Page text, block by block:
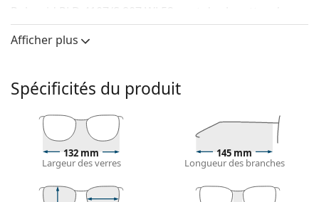
Polaroid PLD 4107/S 807 WJ 52
sont des lunettes de
soleil pour femmes.
Voyez à quoi vous ressemblez avec ces lunettes de
Lentiamo.
La couleur noire de la monture s'accorde
parfaitement avec tous les types de teint et des
cheveux blonds clairs, châtains clairs ou noirs.
choix idéal pour celles qui ont un visage ovale, en
Afficher plus
Spécificités du produit
132 mm
Largeur des verres
145 mm
Longueur des branches